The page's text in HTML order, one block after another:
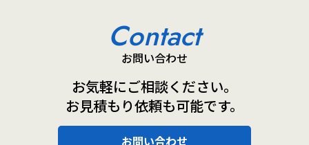
Contact
お問い合わせ
お気軽にご相談ください。
お見積もり依頼も可能です。
お問い合わせ